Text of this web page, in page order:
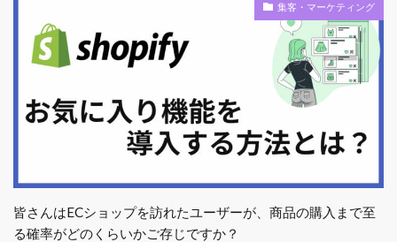
集客・マーケティング
皆さんはECショップを訪れたユーザーが、商品の購入まで至
る確率がどのくらいかご存じですか？